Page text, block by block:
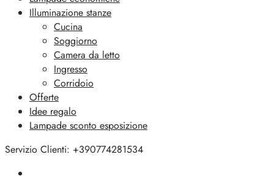
Illuminazione stanze
Cucina
Soggiorno
Camera da letto
Ingresso
Corridoio
Offerte
Idee regalo
Lampade sconto esposizione
Servizio Clienti: +390774281534